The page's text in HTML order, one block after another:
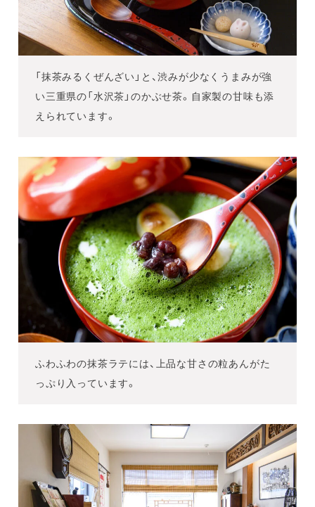
「抹茶みるくぜんざい」と、渋みが少なくうまみが強
い三重県の「水沢茶」のかぶせ茶。自家製の甘味も添
えられています。
ふわふわの抹茶ラテには、上品な甘さの粒あんがた
っぷり入っています。